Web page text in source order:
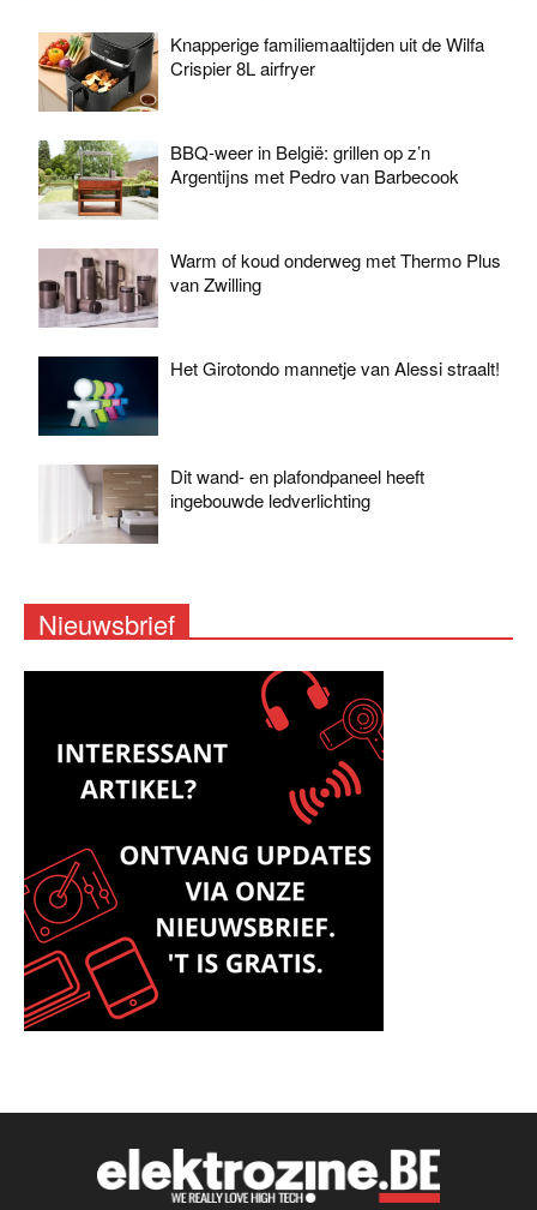
Knapperige familiemaaltijden uit de Wilfa
Crispier 8L airfryer
BBQ-weer in België: grillen op z’n
Argentijns met Pedro van Barbecook
Warm of koud onderweg met Thermo Plus
van Zwilling
Het Girotondo mannetje van Alessi straalt!
Dit wand- en plafondpaneel heeft
ingebouwde ledverlichting
Nieuwsbrief